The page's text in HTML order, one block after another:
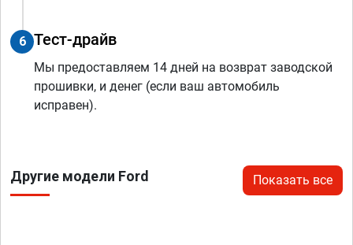
6 Тест-драйв
Мы предоставляем 14 дней на возврат заводской
прошивки, и денег (если ваш автомобиль
исправен).
Другие модели Ford Показать все